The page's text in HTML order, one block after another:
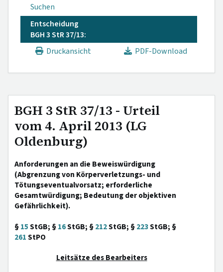
Suchen
Entscheidung
BGH 3 StR 37/13:
Druckansicht
PDF-Download
BGH 3 StR 37/13 - Urteil
vom 4. April 2013 (LG
Oldenburg)
Anforderungen an die Beweiswürdigung
(Abgrenzung von Körperverletzungs- und
Tötungseventualvorsatz; erforderliche
Gesamtwürdigung; Bedeutung der objektiven
Gefährlichkeit).
§15StGB; §16StGB; §212StGB; §223StGB; §
261StPO
Leitsätze des Bearbeiters